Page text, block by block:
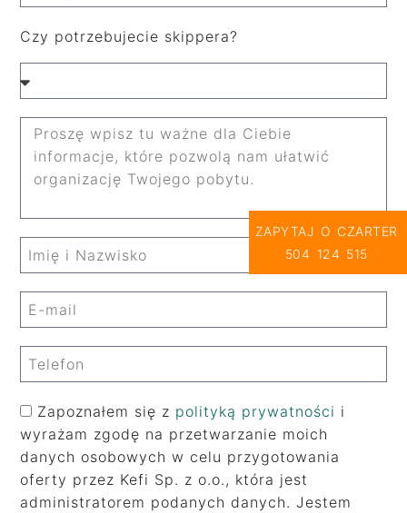
Czy potrzebujecie skippera?
Zapoznałem się z polityką prywatności i
wyrażam zgodę na przetwarzanie moich
danych osobowych w celu przygotowania
oferty przez Kefi Sp. z o.o., która jest
administratorem podanych danych. Jestem
ZAPYTAJ O CZARTER
504 124 515